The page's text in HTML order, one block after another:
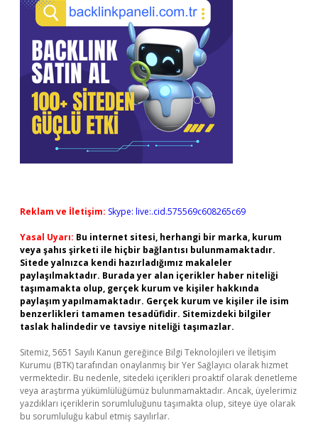
Reklam ve İletişim: Skype: live:.cid.575569c608265c69
Yasal Uyarı: Bu internet sitesi, herhangi bir marka, kurum
veya şahıs şirketi ile hiçbir bağlantısı bulunmamaktadır.
Sitede yalnızca kendi hazırladığımız makaleler
paylaşılmaktadır. Burada yer alan içerikler haber niteliği
taşımamakta olup, gerçek kurum ve kişiler hakkında
paylaşım yapılmamaktadır. Gerçek kurum ve kişiler ile isim
benzerlikleri tamamen tesadüfidir. Sitemizdeki bilgiler
taslak halindedir ve tavsiye niteliği taşımazlar.
Sitemiz, 5651 Sayılı Kanun gereğince Bilgi Teknolojileri ve İletişim
Kurumu (BTK) tarafından onaylanmış bir Yer Sağlayıcı olarak hizmet
vermektedir. Bu nedenle, sitedeki içerikleri proaktif olarak denetleme
veya araştırma yükümlülüğümüz bulunmamaktadır. Ancak, üyelerimiz
yazdıkları içeriklerin sorumluluğunu taşımakta olup, siteye üye olarak
bu sorumluluğu kabul etmiş sayılırlar.